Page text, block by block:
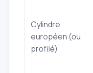
Cylindre
européen (ou
profilé)